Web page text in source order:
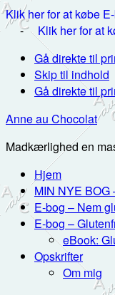
Klik her for at købe
- Klik her for at
Gå direkte til
Skip til indhold
Gå direkte til
Anne au Chocolat
Madkærlighed en
Hjem
MIN NYE BOG
E-bog – Nem
E-bog –
eBook:
Opskrifter
Om mig